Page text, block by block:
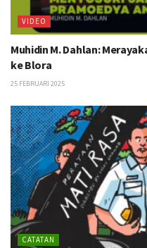
VIDEO
Muhidin M. Dahlan:
ke Blora
25 FEBRUARI 2025
CATATAN